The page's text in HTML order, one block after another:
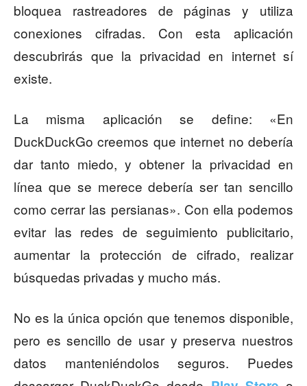
bloquea rastreadores de páginas y utiliza
conexiones cifradas. Con esta aplicación
descubrirás que la privacidad en internet sí
existe.
La misma aplicación se define: «En
DuckDuckGo creemos que internet no debería
dar tanto miedo, y obtener la privacidad en
línea que se merece debería ser tan sencillo
como cerrar las persianas». Con ella podemos
evitar las redes de seguimiento publicitario,
aumentar la protección de cifrado, realizar
búsquedas privadas y mucho más.
No es la única opción que tenemos disponible,
pero es sencillo de usar y preserva nuestros
datos manteniéndolos seguros. Puedes